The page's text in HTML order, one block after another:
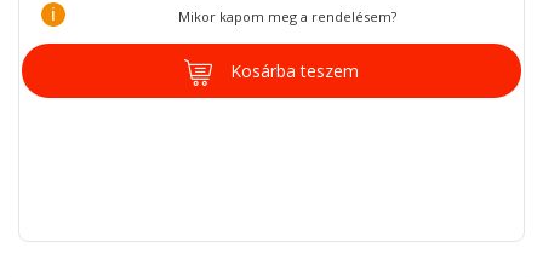
i Mikor kapom meg a rendelésem?
Kosárba teszem